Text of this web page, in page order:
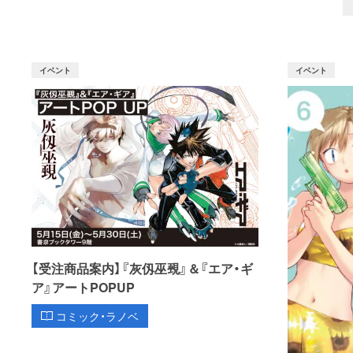
イベント
【受注商品案内】『灰仭巫覡』＆『エア・ギ
ア』アートPOPUP
コミック・ラノベ
イベント